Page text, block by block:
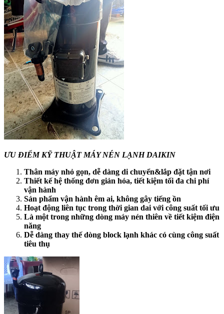
ƯU ĐIỂM KỸ THUẬT MÁY NÉN LẠNH DAIKIN
Thân máy nhỏ gọn, dễ dàng di chuyển&lắp đặt tận nơi
Thiết kế hệ thống đơn giản hóa, tiết kiệm tối đa chi phí
vận hành
Sản phẩm vận hành êm ai, không gây tiếng ồn
Hoạt động liên tục trong thời gian dai với công suất tối ưu
Là một trong những dòng máy nén thiên về tiết kiệm điện
năng
Dễ dàng thay thế dòng block lạnh khác có cùng công suất
tiêu thụ